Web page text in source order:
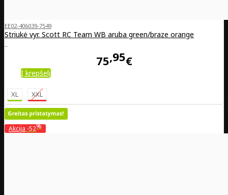
EE02-406039-7549
Striukė vyr. Scott RC Team WB aruba green/braze orange
..
75 95€
Į krepšelį
XL XXL
Akcija -52%